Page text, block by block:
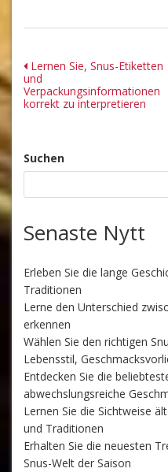
Beitrags-
Navigation
Lernen Sie, Snus-Etiketten
und
Verpackungsinformationen
korrekt zu interpretieren
Suchen
Senaste Nytt
Erleben Sie die lange
Traditionen
Lerne den Unterschied
erkennen
Wählen Sie den richtigen
Lebensstil,
Entdecken Sie die
abwechslungsreiche
Lernen Sie die Sichtweise
und Traditionen
Erhalten Sie die neuesten
Snus-Welt der Saison